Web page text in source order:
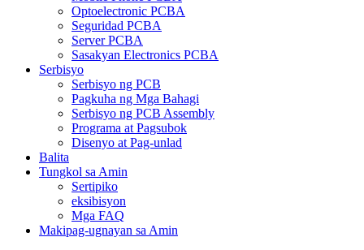
Optoelectronic PCBA
Seguridad PCBA
Server PCBA
Sasakyan Electronics PCBA
Serbisyo
Serbisyo ng PCB
Pagkuha ng Mga Bahagi
Serbisyo ng PCB Assembly
Programa at Pagsubok
Disenyo at Pag-unlad
Balita
Tungkol sa Amin
Sertipiko
eksibisyon
Mga FAQ
Makipag-ugnayan sa Amin